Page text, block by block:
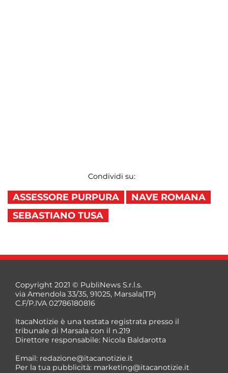
Condividi su:
ASSESSORE PURPURA
NAVE ROMANA
SEBASTIANO TUSA
Copyright 2021 © PubliNews S.r.l.s.
via Amendola 33/35, 91025, Marsala(TP)
C.F/P.IVA 02786180816
ItacaNotizie è una testata registrata presso il
tribunale di Marsala con il n.219
Direttore responsabile: Nicola Baldarotta
Email: redazione@itacanotizie.it
Per la tua pubblicità: marketing@itacanotizie.it